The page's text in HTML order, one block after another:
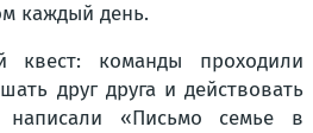
каждый день.
команды проходили
друг друга и действовать
«Письмо семье в